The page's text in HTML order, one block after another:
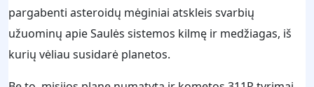
pargabenti asteroidų mėginiai atskleis svarbių
užuominų apie Saulės sistemos kilmę ir medžiagas, iš
kurių vėliau susidarė planetos.